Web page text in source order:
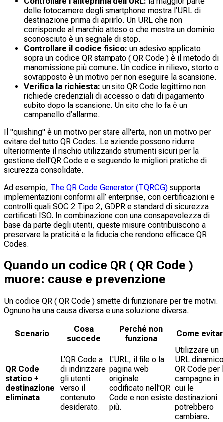
delle fotocamere degli smartphone mostra l’URL di
destinazione prima di aprirlo. Un URL che non
corrisponde al marchio atteso o che mostra un dominio
sconosciuto è un segnale di stop.
Controllare il codice fisico: un adesivo applicato
sopra un codice QR stampato ( QR Code ) è il metodo di
manomissione più comune. Un codice in rilievo, storto o
sovrapposto è un motivo per non eseguire la scansione.
Verifica la richiesta: un sito QR Code legittimo non
richiede credenziali di accesso o dati di pagamento
subito dopo la scansione. Un sito che lo fa è un
campanello d’allarme.
Il "quishing" è un motivo per stare all'erta, non un motivo per
evitare del tutto QR Codes. Le aziende possono ridurre
ulteriormente il rischio utilizzando strumenti sicuri per la
gestione dell'QR Code e e seguendo le migliori pratiche di
sicurezza consolidate.
Ad esempio, The QR Code Generator (TQRCG) supporta
implementazioni conformi all’ enterprise, con certificazioni e
controlli quali SOC 2 Tipo 2, GDPR e standard di sicurezza
certificati ISO. In combinazione con una consapevolezza di
base da parte degli utenti, queste misure contribuiscono a
preservare la praticità e la fiducia che rendono efficace QR
Codes.
Quando un codice QR ( QR Code )
muore: cause e prevenzione
Un codice QR ( QR Code ) smette di funzionare per tre motivi.
Ognuno ha una causa diversa e una soluzione diversa.
Scenario
Cosa
succede
Perché non
funziona
Come
QR Code
statico +
destinazione
eliminata
L'QR Code a
di indirizzare
gli utenti
verso il
contenuto
desiderato.
L'URL, il file o la
pagina web
originale
codificato nell'QR
Code e non esiste
più.
Utilizzare un
URL dinamico
QR Code per
campagne in
cui le
destinazioni
potrebbero
cambiare.